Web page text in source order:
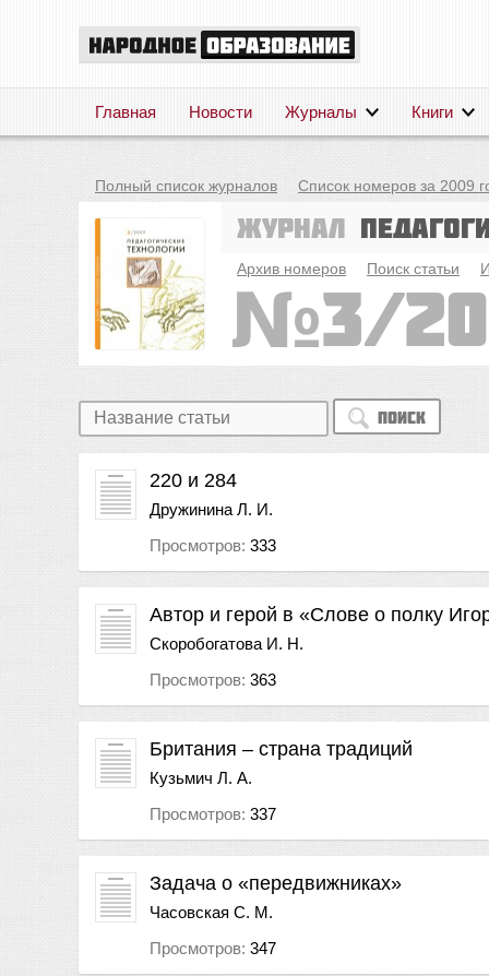
Главная Новости Журналы Книги
Полный список журналов Список номеров за 2009
Журнал
Архив номеров Поиск статьи
3/
Поиск
220 и 284
Дружинина Л. И.
Просмотров: 333
Автор и герой в «Слове о полку
Скоробогатова И. Н.
Просмотров: 363
Британия – страна традиций
Кузьмич Л. А.
Просмотров: 337
Задача о «передвижниках»
Часовская С. М.
Просмотров: 347